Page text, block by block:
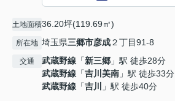
土地面積36.20坪(119.69㎡)
所在地 埼玉県三郷市彦成２丁目91-8
交通 武蔵野線 「新三郷 」駅 徒歩28分
武蔵野線 「吉川美南 」駅 徒歩33分
武蔵野線 「吉川 」駅 徒歩40分